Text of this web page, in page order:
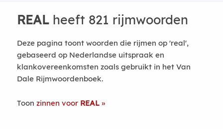
REALheeft 821 rijmwoorden
Deze pagina toont woorden die rijmen op 'real',
gebaseerd op Nederlandse uitspraak en
klankovereenkomsten zoals gebruikt in het Van
Dale Rijmwoordenboek.
Toon zinnen voor REAL